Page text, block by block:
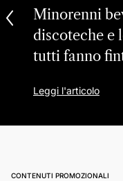
Minorenni
discoteche e
tutti fanno
Leggi l'articolo
CONTENUTI PROMOZIONALI